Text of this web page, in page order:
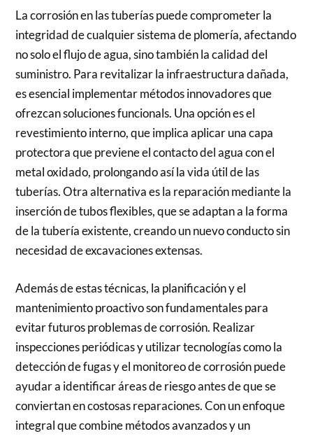
La corrosión en las tuberías puede comprometer la
integridad de cualquier sistema de plomería, afectando
no solo el flujo de agua, sino también la calidad del
suministro. Para revitalizar la infraestructura dañada,
es esencial implementar métodos innovadores que
ofrezcan soluciones funcionals. Una opción es el
revestimiento interno, que implica aplicar una capa
protectora que previene el contacto del agua con el
metal oxidado, prolongando así la vida útil de las
tuberías. Otra alternativa es la reparación mediante la
inserción de tubos flexibles, que se adaptan a la forma
de la tubería existente, creando un nuevo conducto sin
necesidad de excavaciones extensas.
Además de estas técnicas, la planificación y el
mantenimiento proactivo son fundamentales para
evitar futuros problemas de corrosión. Realizar
inspecciones periódicas y utilizar tecnologías como la
detección de fugas y el monitoreo de corrosión puede
ayudar a identificar áreas de riesgo antes de que se
conviertan en costosas reparaciones. Con un enfoque
integral que combine métodos avanzados y un